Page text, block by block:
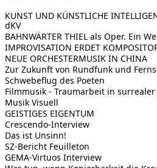
KUNST UND KÜNSTLICHE
dKV
BAHNWÄRTER THIEL als Oper. Ein
IMPROVISATION ERDET
NEUE ORCHESTERMUSIK IN CHINA
Zur Zukunft von Rundfunk und
Schwebeflug des Poeten
Filmmusik - Traumarbeit in surrealer
Musik Visuell
GEISTIGES EIGENTUM
Crescendo-Interview
Das ist Unsinn!
SZ-Bericht Feuilleton
GEMA-Virtuos Interview